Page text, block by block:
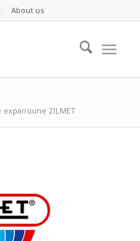
About us
expansiune ZILMET